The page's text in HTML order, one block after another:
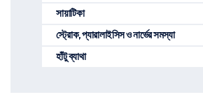
সায়াটিকা
স্ট্রোক, প্যারালাইসিস ও নার্ভের সমস্যা
হাঁটু ব্যাথা